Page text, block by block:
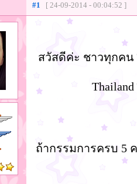
#1 [ 24-09-2014 - 00:04:52 ]
สวัสดีค่ะ ชาวทุกคน
ถ้ากรรมการครบ 5